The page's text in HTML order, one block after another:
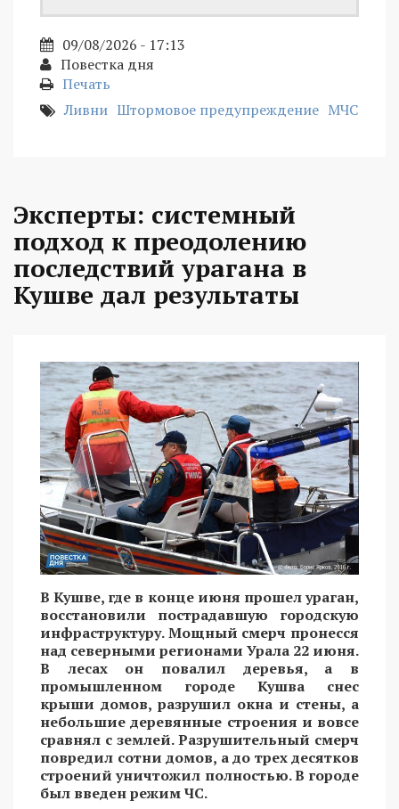
09/08/2026 - 17:13
Повестка дня
Печать
Ливни Штормовое предупреждение МЧС
Эксперты: системный
подход к преодолению
последствий урагана в
Кушве дал результаты
В Кушве, где в конце июня прошел ураган,
восстановили пострадавшую городскую
инфраструктуру. Мощный смерч пронесся
над северными регионами Урала 22 июня.
В лесах он повалил деревья, а в
промышленном городе Кушва снес
крыши домов, разрушил окна и стены, а
небольшие деревянные строения и вовсе
сравнял с землей. Разрушительный смерч
повредил сотни домов, а до трех десятков
строений уничтожил полностью. В городе
был введен режим ЧС.